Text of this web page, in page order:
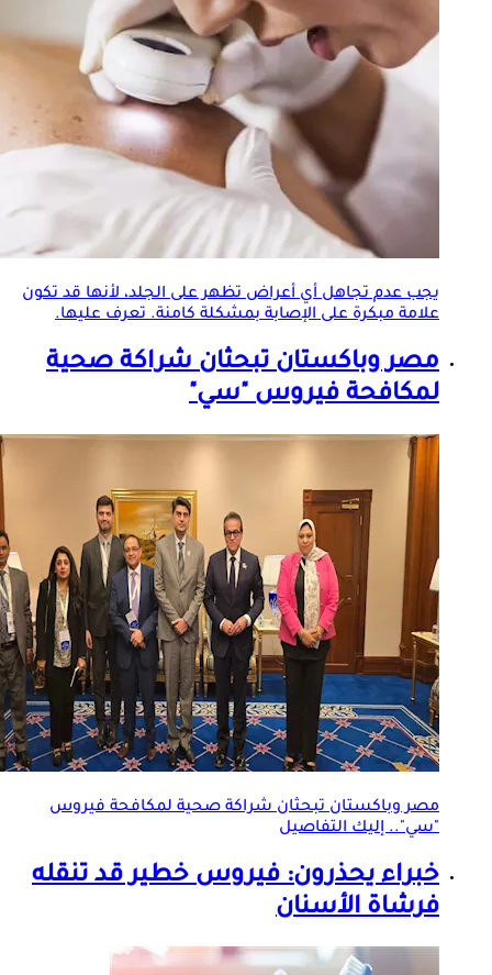
يجب عدم تجاهل أي أعراض تظهر على الجلد، لأنها قد تكون
علامة مبكرة على الإصابة بمشكلة كامنة. تعرف عليها.
مصر وباكستان تبحثان شراكة صحية
لمكافحة فيروس "سي"
مصر وباكستان تبحثان شراكة صحية لمكافحة فيروس
"سي".. إليك التفاصيل
خبراء يحذرون: فيروس خطير قد تنقله
فرشاة الأسنان